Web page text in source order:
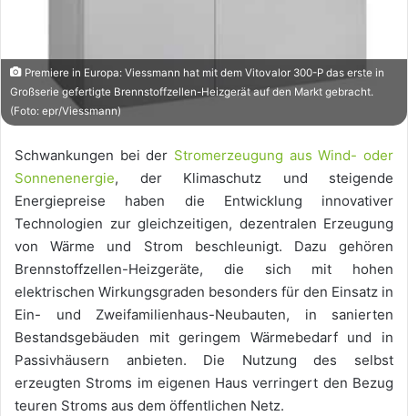
Premiere in Europa: Viessmann hat mit dem Vitovalor 300-P das erste in
Großserie gefertigte Brennstoffzellen-Heizgerät auf den Markt gebracht.
(Foto: epr/Viessmann)
Schwankungen bei der Stromerzeugung aus Wind- oder
Sonnenenergie, der Klimaschutz und steigende
Energiepreise haben die Entwicklung innovativer
Technologien zur gleichzeitigen, dezentralen Erzeugung
von Wärme und Strom beschleunigt. Dazu gehören
Brennstoffzellen-Heizgeräte, die sich mit hohen
elektrischen Wirkungsgraden besonders für den Einsatz in
Ein- und Zweifamilienhaus-Neubauten, in sanierten
Bestandsgebäuden mit geringem Wärmebedarf und in
Passivhäusern anbieten. Die Nutzung des selbst
erzeugten Stroms im eigenen Haus verringert den Bezug
teuren Stroms aus dem öffentlichen Netz.